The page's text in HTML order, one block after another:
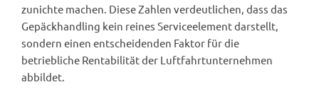
zunichte machen. Diese Zahlen verdeutlichen, dass das
Gepäckhandling kein reines Serviceelement darstellt,
sondern einen entscheidenden Faktor für die
betriebliche Rentabilität der Luftfahrtunternehmen
abbildet.